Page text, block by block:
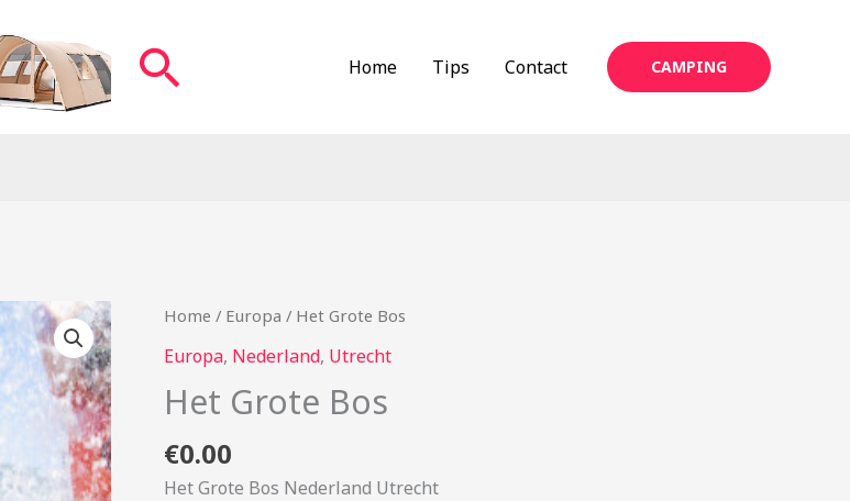
Zoeken Home Tips Contact CAMPING
Home / Europa / Het Grote Bos
Europa, Nederland, Utrecht
Het Grote Bos
€0.00
Het Grote Bos Nederland Utrecht